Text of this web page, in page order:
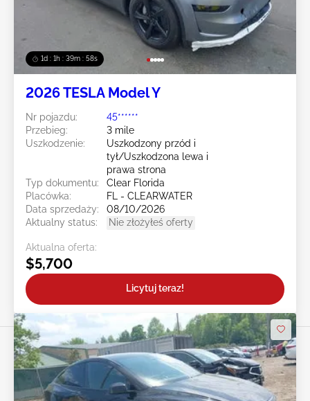
1d : 1h : 39m : 55s
2026 TESLA Model Y
Nr pojazdu:
45******
Przebieg:
3 mile
Uszkodzenie:
Uszkodzony przód i
tył/Uszkodzona lewa i
prawa strona
Typ dokumentu:
Clear Florida
Placówka:
FL - CLEARWATER
Data sprzedaży:
08/10/2026
Aktualny status:
Nie złożyłeś oferty
Aktualna oferta:
$5,700
Licytuj teraz!